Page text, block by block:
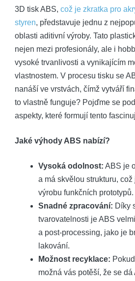
3D tisk ABS, což je zkratka pro
styren, představuje jednu z
oblasti aditivní výroby. Tato
nejen mezi profesionály, ale i
vysoké trvanlivosti a vynikajícím
vlastnostem. V procesu tisku se
nanáší ve vrstvách, čímž vytváří
to vlastně funguje? Pojďme se
aspekty, které formují tento
Jaké výhody ABS nabízí?
Vysoká odolnost: ABS je
a má skvělou strukturu,
výrobu funkčních prototypů.
Snadné zpracování: Díky
tvarovatelnosti je ABS
a post-processing, jako je
lakování.
Možnost recyklace:
možná vás potěší, že se